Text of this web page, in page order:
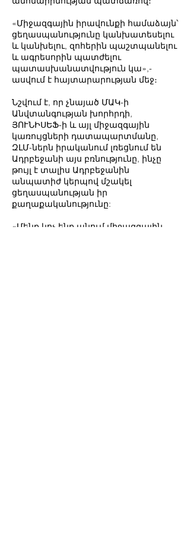
«Միջազգային իրավունքի համաձայն՝
ցեղասպանությունը կանխատեսելու
և կանխելու, զոհերին պաշտպանելու
և ագրեսորին պատժելու
պատասխանատվություն կա»,-
ասվում է հայտարարության մեջ։
Նշվում է, որ չնայած ՄԱԿ-ի
Անվտանգության խորհրդի,
ՅՈՒՆԻՍԵՖ-ի և այլ միջազգային
կառույցների դատապարտմանը,
ԶԼՄ-ներն իրականում լռեցնում են
Ադրբեջանի այս բռնությունը, ինչը
թույլ է տալիս Ադրբեջանին
անպատիժ կերպով մշակել
ցեղասպանության իր
քաղաքականությունը:
«Մենք կոչ ենք անում միջազգային